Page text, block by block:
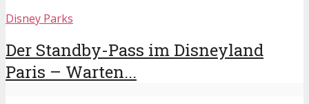
Disney Parks
Der Standby-Pass im Disneyland
Paris – Warten...